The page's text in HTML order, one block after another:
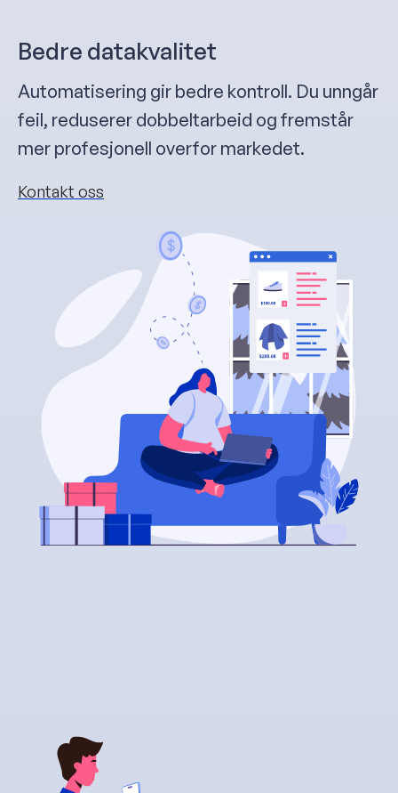
Bedre datakvalitet
Automatisering gir bedre kontroll. Du unngår
feil, reduserer dobbeltarbeid og fremstår
mer profesjonell overfor markedet.
Kontakt oss